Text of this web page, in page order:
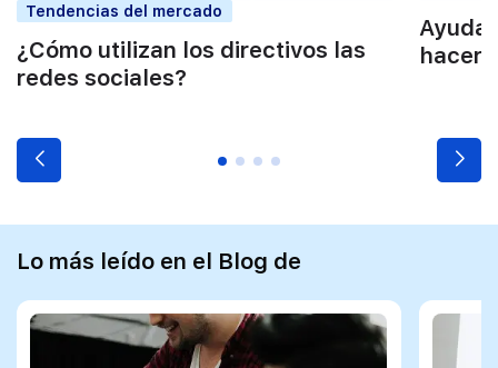
Tendencias del mercado
¿Cómo utilizan los directivos las
redes sociales?
Lo más leído en el Blog de